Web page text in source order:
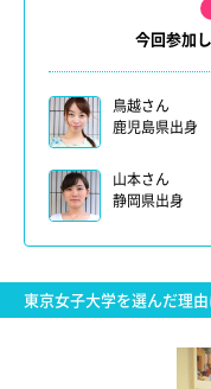
今回参加
鳥越さん
鹿児島県出身
山本さん
静岡県出身
東京女子大学を選んだ理由